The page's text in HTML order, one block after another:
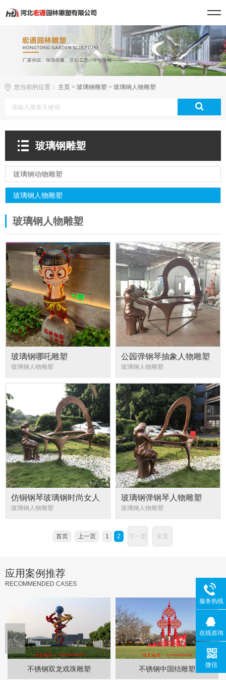
您当前的位置： 主页 > 玻璃钢雕塑 > 玻璃钢人物雕塑
玻璃钢雕塑
玻璃钢动物雕塑
玻璃钢人物雕塑
玻璃钢人物雕塑
玻璃钢哪吒雕塑
玻璃钢人物雕塑
公园弹钢琴抽象人物雕塑
玻璃钢人物雕塑
仿铜钢琴玻璃钢时尚女人
弹奏雕塑
玻璃钢人物雕塑
玻璃钢弹钢琴人物雕塑
玻璃钢人物雕塑
首页 上一页 1 2 下一页 末页
应用案例推荐
RECOMMENDED CASES
不锈钢双龙戏珠雕塑 不锈钢中国结雕塑
服务热线
在线咨询
微信